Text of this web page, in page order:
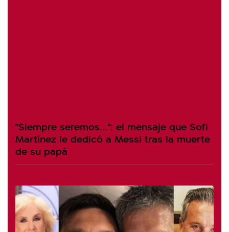
"Siempre seremos...": el mensaje que Sofi
Martínez le dedicó a Messi tras la muerte
de su papá